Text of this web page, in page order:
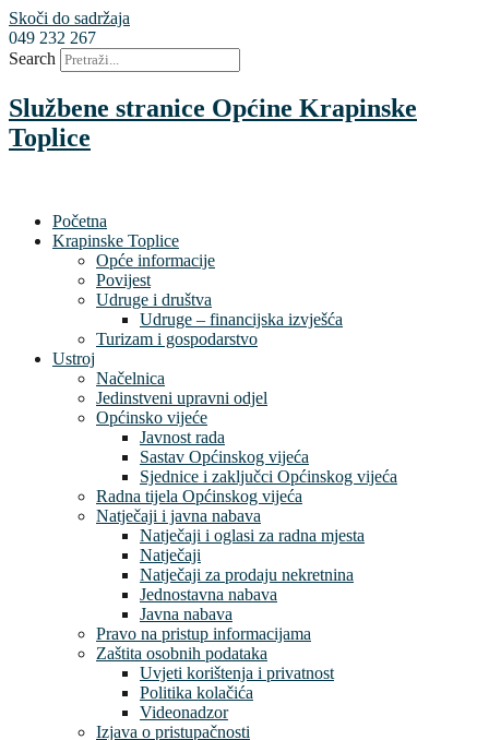
Skoči do sadržaja
049 232 267
Search
Službene stranice Općine Krapinske
Toplice
Početna
Krapinske Toplice
Opće informacije
Povijest
Udruge i društva
Udruge – financijska izvješća
Turizam i gospodarstvo
Ustroj
Načelnica
Jedinstveni upravni odjel
Općinsko vijeće
Javnost rada
Sastav Općinskog vijeća
Sjednice i zaključci Općinskog vijeća
Radna tijela Općinskog vijeća
Natječaji i javna nabava
Natječaji i oglasi za radna mjesta
Natječaji
Natječaji za prodaju nekretnina
Jednostavna nabava
Javna nabava
Pravo na pristup informacijama
Zaštita osobnih podataka
Uvjeti korištenja i privatnost
Politika kolačića
Videonadzor
Izjava o pristupačnosti